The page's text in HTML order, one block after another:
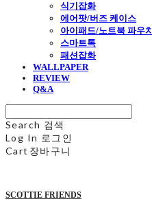
식기잡화
에어팟/버즈 케이스
아이패드/노트북 파우치
스마트톡
패션잡화
WALLPAPER
REVIEW
Q&A
Search 검색
Log In 로그인
Cart 장바구니
SCOTTIE FRIENDS